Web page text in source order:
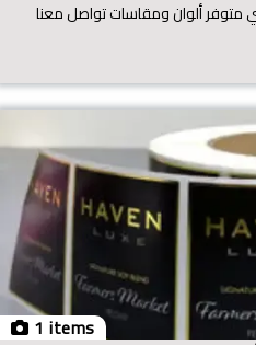
ألوان ومقاسات تواصل معنا
1 items